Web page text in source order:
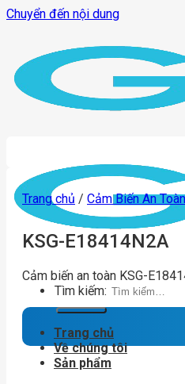
Chuyển đến nội dung
Tìm kiếm:
Trang chủ
Về chúng tôi
Sản phẩm
Trang chủ / Cảm Biến An Toàn
KSG-E18414N2A
Cảm biến an toàn KSG-